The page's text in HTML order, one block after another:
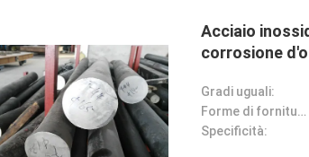
Acciaio
corrosione
Gradi uguali:
Forme di fornitura:
Specificità: